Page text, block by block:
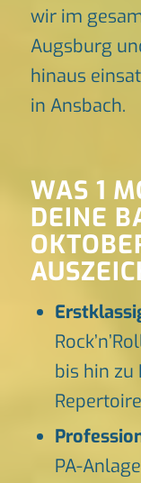
wir im
Augsburg
hinaus
in Ansbach.
WAS 1
DEINE
bis hin zu
PA-